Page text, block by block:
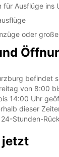
für Ausflüge ins
oder
befindet
von 8:00
14:00 Uhr
dieser
Stunden-
jetzt